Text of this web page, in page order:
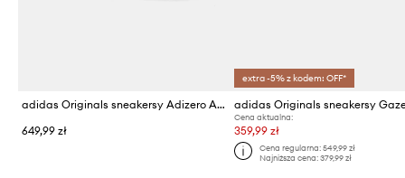
adidas Originals sneakersy Adizero Aruku W
649,99 zł
extra -5% z kodem: OFF*
Cena aktualna:
359,99 zł
Cena regularna: 549,99 zł
Najniższa cena: 379,99 zł